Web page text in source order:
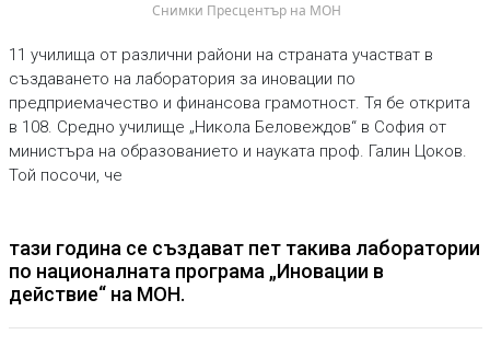
Снимки Пресцентър на МОН
11 училища от различни райони на страната участват в
създаването на лаборатория за иновации по
предприемачество и финансова грамотност. Тя бе открита
в 108. Средно училище „Никола Беловеждов“ в София от
министъра на образованието и науката проф. Галин Цоков.
Той посочи, че
тази година се създават пет такива лаборатории
по националната програма „Иновации в
действие“ на МОН.